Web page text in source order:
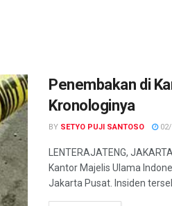
Penembakan di
Kronologinya
BY SETYO PUJI SANTOSO 02/
LENTERAJATENG,
Kantor Majelis Ulama
Jakarta Pusat. Insiden